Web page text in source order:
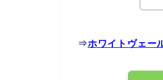
⇒ホワイトヴェー